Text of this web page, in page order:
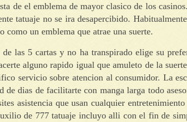
de el emblema de mayor clasico de los
tatuaje no se ira desapercibido.
como un emblema que atrae una suerte.
las 5 cartas y no ha transpirado elige su
alguno rapido igual que amuleto de la
servicio sobre atencion al consumidor. La
dias de facilitarte con manga larga todo
asistencia que usan cualquier
de 777 tatuaje incluyo alli con el fin de